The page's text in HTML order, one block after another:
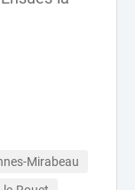
Mirabeau